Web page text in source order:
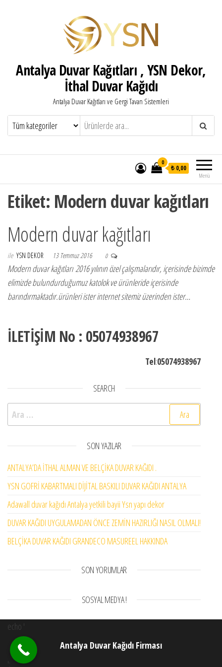
Antalya Duvar Kağıtları , YSN Dekor,
İthal Duvar Kağıdı
Antalya Duvar Kağıtları ve Gergi Tavan Sistemleri
Menü
0
₺ 0,00
Etiket: Modern duvar kağıtları
Modern duvar kağıtları
ile YSN DEKOR 13 Temmuz 2016 0
Modern duvar kağıtları 2016 yılının özel çalışmalarıdır, içerisinde bizimde
elimizde bulundurduğumuz katolok ve ürünleride içerisinde
barındırmaktadır.ürünleri ister internet sitemiz üzerinden ister…
İLETİŞİM No : 05074938967
Tel:05074938967
SEARCH
Arama:
SON YAZILAR
ANTALYA’DA İTHAL ALMAN VE BELÇİKA DUVAR KAĞIDI .
YSN GOFRİ KABARTMALI DİJİTAL BASKILI DUVAR KAĞIDI ANTALYA
Adawall duvar kağıdı Antalya yetkili bayii Ysn yapı dekor
DUVAR KAĞIDI UYGULAMADAN ÖNCE ZEMİN HAZIRLIĞI NASIL OLMALI!
BELÇİKA DUVAR KAĞIDI GRANDECO MASUREEL HAKKINDA
SON YORUMLAR
SOSYAL MEDYA !
echo '
Antalya Duvar Kağıdı Firması
';